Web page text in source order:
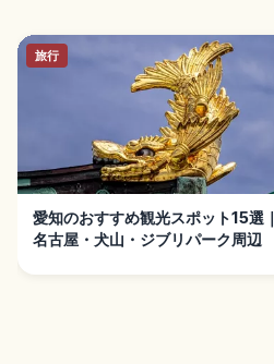
旅行
愛知のおすすめ観光スポット15選｜
名古屋・犬山・ジブリパーク周辺